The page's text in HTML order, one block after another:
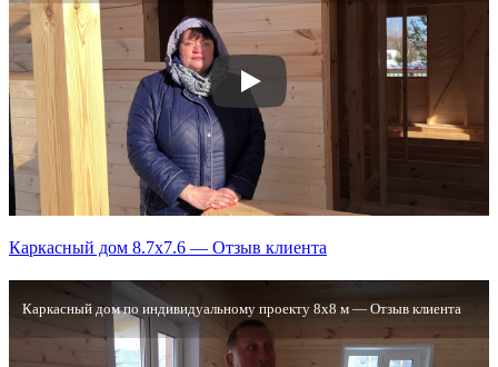
Каркасный дом 8.7х7.6 — Отзыв клиента
Каркасный дом по индивидуальному проекту 8х8 м — Отзыв клиента